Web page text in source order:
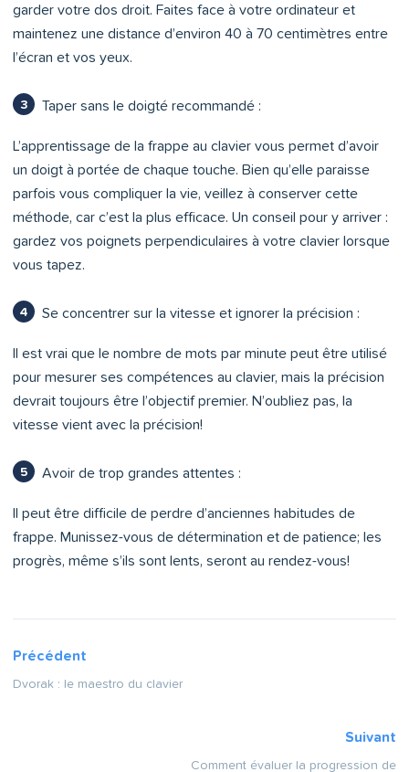
garder votre dos droit. Faites face à votre ordinateur et
maintenez une distance d’environ 40 à 70 centimètres entre
l’écran et vos yeux.
Taper sans le doigté recommandé :
L’apprentissage de la frappe au clavier vous permet d’avoir
un doigt à portée de chaque touche. Bien qu’elle paraisse
parfois vous compliquer la vie, veillez à conserver cette
méthode, car c’est la plus efficace. Un conseil pour y arriver :
gardez vos poignets perpendiculaires à votre clavier lorsque
vous tapez.
Se concentrer sur la vitesse et ignorer la précision :
Il est vrai que le nombre de mots par minute peut être utilisé
pour mesurer ses compétences au clavier, mais la précision
devrait toujours être l’objectif premier. N’oubliez pas, la
vitesse vient avec la précision!
Avoir de trop grandes attentes :
Il peut être difficile de perdre d’anciennes habitudes de
frappe. Munissez-vous de détermination et de patience; les
progrès, même s’ils sont lents, seront au rendez-vous!
Précédent
Dvorak : le maestro du clavier
Suivant
Comment évaluer la progression de